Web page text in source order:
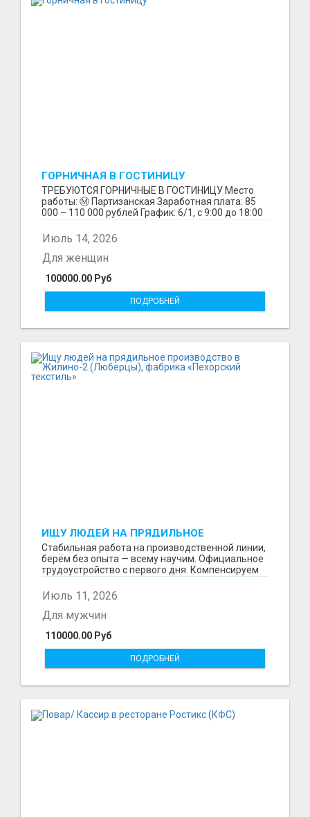
ГОРНИЧНАЯ В ГОСТИНИЦУ
ТРЕБУЮТСЯ ГОРНИЧНЫЕ В ГОСТИНИЦУ Место
работы: Ⓜ️ Партизанская Заработная плата: 85
000 – 110 000 рублей График: 6/1, с 9:00 до 18:00
Июль 14, 2026
100000.00 Руб
Для женщин
ПОДРОБНЕЙ
ИЩУ ЛЮДЕЙ НА ПРЯДИЛЬНОЕ
ПРОИЗВОДСТВО В ЖИЛИНО-2
(ЛЮБЕРЦЫ), ФАБРИКА «ПЕХОРСКИЙ
ТЕКСТИЛЬ»
Стабильная работа на производственной линии,
берём без опыта — всему научим. Официальное
трудоустройство с первого дня. Компенсируем
Июль 11, 2026
110000.00 Руб
Для мужчин
ПОДРОБНЕЙ